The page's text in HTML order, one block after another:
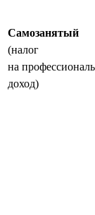
Самозанятый
(налог
на
доход)